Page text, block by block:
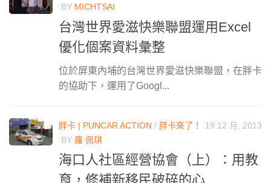
BY MICHTSAI
台灣世界愛滋快樂聯盟運用Excel
優化個案資料彙整
位於屏東內埔的台灣世界愛滋快樂聯盟，在胖卡
的協助下，運用了Googl...
胖卡 | PUNCAR ACTION / 胖卡來了！
19 12 月, 2013
BY 羅 佩琪
海口人社區經營協會（上）：用教
育，修補新移民破碎的心